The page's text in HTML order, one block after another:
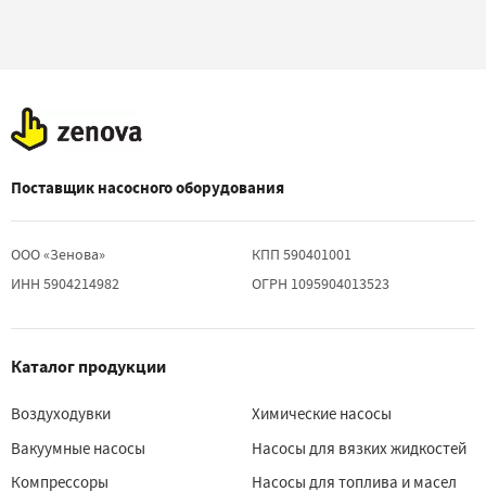
Поставщик насосного оборудования
ООО «Зенова»
ИНН 5904214982
КПП 590401001
ОГРН 1095904013523
Каталог продукции
Воздуходувки
Вакуумные насосы
Компрессоры
Химические насосы
Насосы для вязких жидкостей
Насосы для топлива и масел